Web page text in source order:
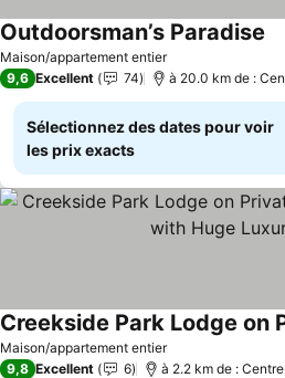
Maison/appartement entier
Outdoorsman’s Paradise
9,6 Excellent 74 à 20.0 km de :
Sélectionnez des dates pour voir
les prix exacts
Maison/appartement entier
Consulter les prix
9,8 Excellent 6 à 2.2 km de :